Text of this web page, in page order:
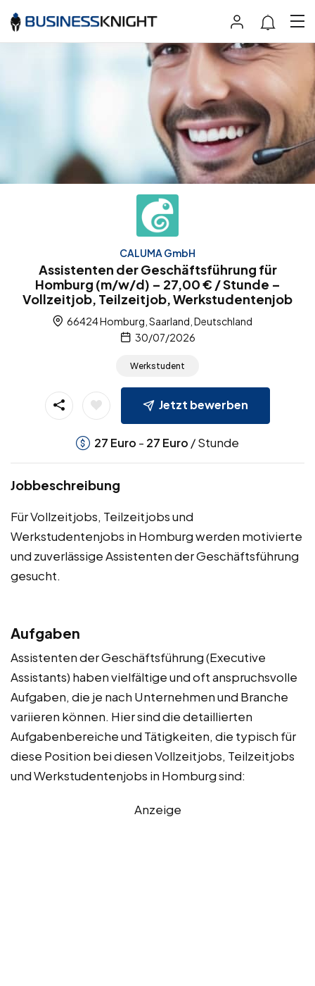
CALUMA GmbH
Assistenten der Geschäftsführung für
Homburg (m/w/d) – 27,00 € / Stunde –
Vollzeitjob, Teilzeitjob, Werkstudentenjob
66424 Homburg, Saarland, Deutschland
30/07/2026
Werkstudent
Jetzt bewerben
27 Euro - 27 Euro / Stunde
Jobbeschreibung
Für Vollzeitjobs, Teilzeitjobs und
Werkstudentenjobs in Homburg werden motivierte
und zuverlässige Assistenten der Geschäftsführung
gesucht.
Aufgaben
Assistenten der Geschäftsführung (Executive
Assistants) haben vielfältige und oft anspruchsvolle
Aufgaben, die je nach Unternehmen und Branche
variieren können. Hier sind die detaillierten
Aufgabenbereiche und Tätigkeiten, die typisch für
diese Position bei diesen Vollzeitjobs, Teilzeitjobs
und Werkstudentenjobs in Homburg sind:
Anzeige